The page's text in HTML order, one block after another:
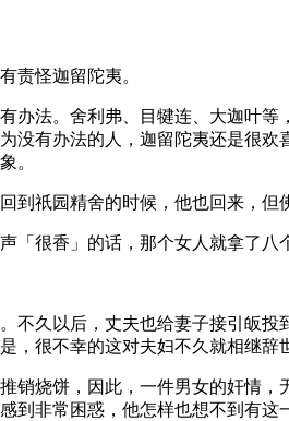
责怪迦留陀夷。
法。舍利弗、目犍连、大迦叶等
没有办法的人，迦留陀夷还是很欢
。
祇园精舍的时候，他也回来，但
很香」的话，那个女人就拿了八
久以后，丈夫也给妻子接引皈投
很不幸的这对夫妇不久就相继辞
烧饼，因此，一件男女的奸情，
非常困惑，他怎样也想不到有这